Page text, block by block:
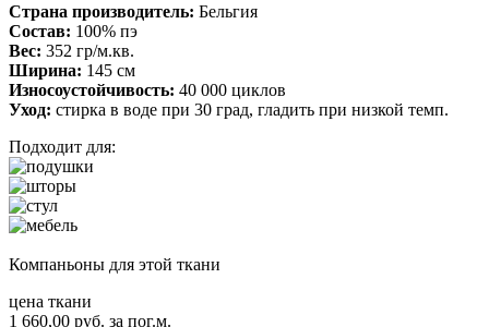
Страна производитель: Бельгия
Состав: 100% пэ
Вес: 352 гр/м.кв.
Ширина: 145 см
Износоустойчивость: 40 000 циклов
Уход: стирка в воде при 30 град, гладить при низкой темп.
Подходит для:
Компаньоны для этой ткани
цена ткани
1 660,00 руб. за пог.м.